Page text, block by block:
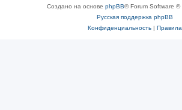
Создано на основе phpBB® Forum Software ©
Русская поддержка phpBB
Конфиденциальность| Правила